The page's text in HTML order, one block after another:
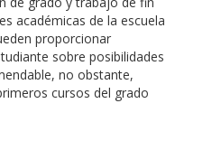
académicas de la escuela
proporcionar
sobre posibilidades
no obstante,
cursos del grado